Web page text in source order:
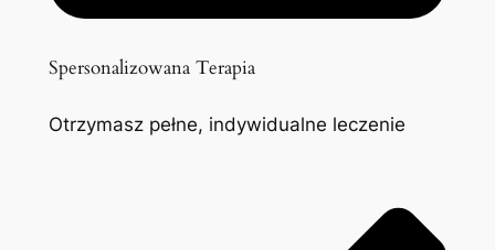
Spersonalizowana Terapia
Otrzymasz pełne, indywidualne leczenie